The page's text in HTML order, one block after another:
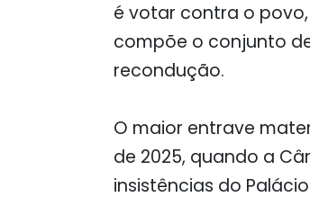
é votar contra o
compõe o conjunto
recondução.
O maior entrave
de 2025, quando a
insistências do